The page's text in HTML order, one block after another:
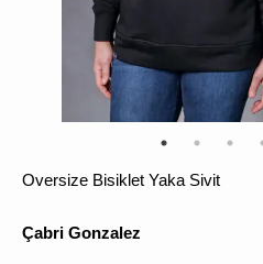
Oversize Bisiklet Yaka Sivit
Çabri Gonzalez